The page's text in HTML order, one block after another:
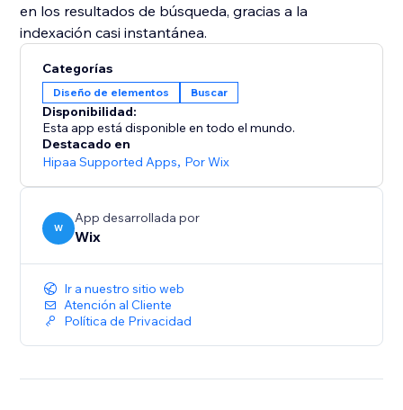
en los resultados de búsqueda, gracias a la
indexación casi instantánea.
Categorías
Diseño de elementos Buscar
Disponibilidad:
Esta app está disponible en todo el mundo.
Destacado en
Hipaa Supported Apps, Por Wix
W
App desarrollada por
Wix
Ir a nuestro sitio web
Atención al Cliente
Política de Privacidad